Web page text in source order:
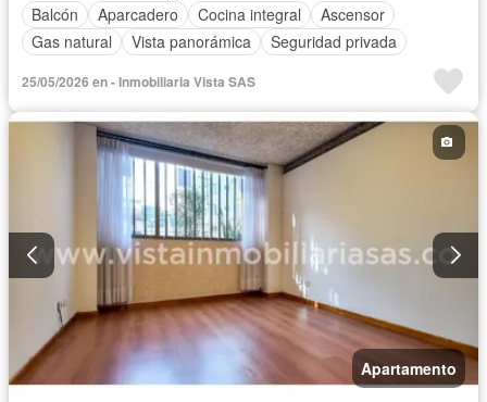
Balcón
Aparcadero Cocina integral
Ascensor
Gas natural
Vista panorámica Seguridad privada
25/05/2026 en - Inmobiliaria Vista SAS
Apartamento